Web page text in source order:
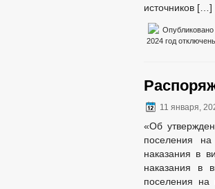
источников […]
Опубликовано
2024 год
11 января,
«Об
поселения
наказания в
наказания в
поселения на